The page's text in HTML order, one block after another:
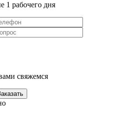
1 рабочего дня
свяжемся